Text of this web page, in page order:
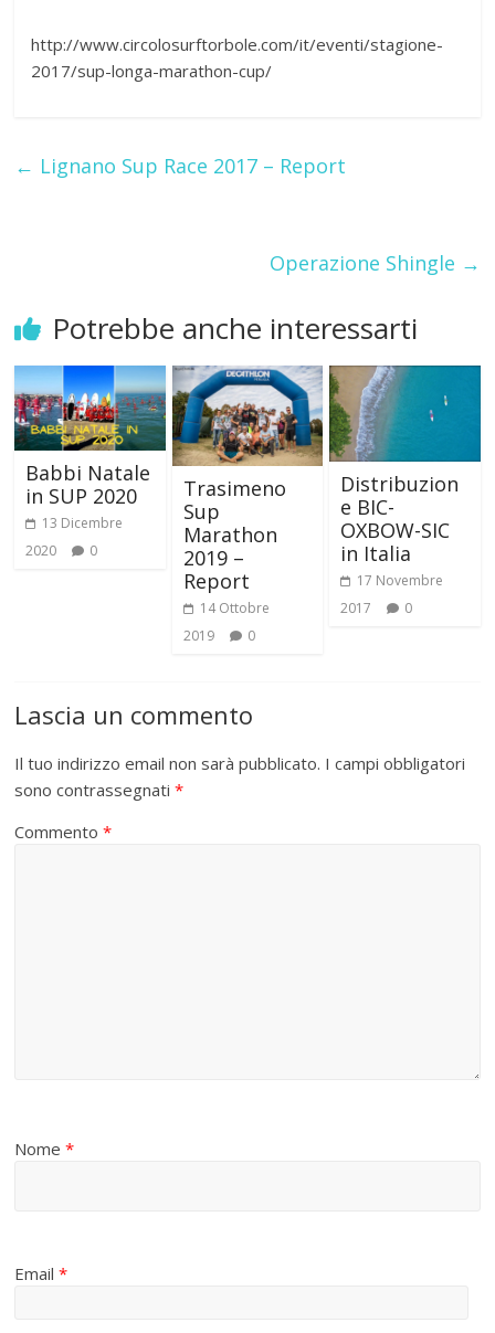
http://www.circolosurftorbole.com/it/eventi/stagione-
2017/sup-longa-marathon-cup/
← Lignano Sup Race 2017 – Report
Operazione Shingle →
Potrebbe anche interessarti
Babbi Natale
in SUP 2020
13 Dicembre
2020
0
Trasimeno
Sup
Marathon
2019 –
Report
14 Ottobre
2019
0
Distribuzion
e BIC-
OXBOW-SIC
in Italia
17 Novembre
2017
0
Lascia un commento
Il tuo indirizzo email non sarà pubblicato. I campi obbligatori
sono contrassegnati*
Commento*
Nome*
Email*